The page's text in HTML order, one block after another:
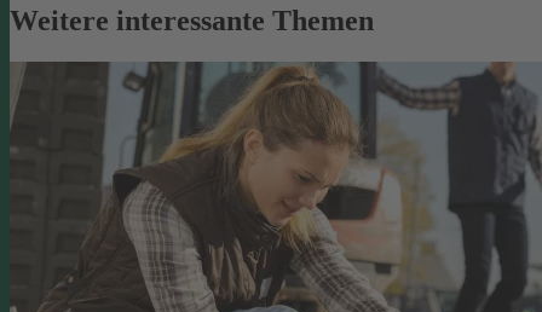
Weitere interessante Themen